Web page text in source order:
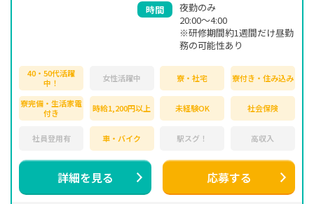
時間
夜勤のみ
20:00～4:00
※研修期間約1週間だけ昼勤
務の可能性あり
40・50代活躍
中！
女性活躍中 寮・社宅 寮付き・住み込み
寮完備・生活家電
付き
時給1,200円以上 未経験OK 社会保険
社員登用有 車・バイク 駅スグ！ 高収入
詳細を見る 応募する